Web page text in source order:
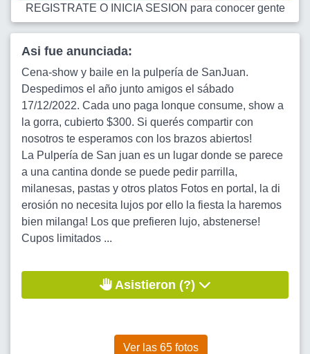
REGISTRATE O INICIA SESION para conocer gente
Asi fue anunciada:
Cena-show y baile en la pulpería de SanJuan.
Despedimos el año junto amigos el sábado
17/12/2022. Cada uno paga lonque consume, show a
la gorra, cubierto $300. Si querés compartir con
nosotros te esperamos con los brazos abiertos!
La Pulpería de San juan es un lugar donde se parece
a una cantina donde se puede pedir parrilla,
milanesas, pastas y otros platos Fotos en portal, la di
erosión no necesita lujos por ello la fiesta la haremos
bien milanga! Los que prefieren lujo, abstenerse!
Cupos limitados ...
Asistieron (?)
Ver las 65 fotos